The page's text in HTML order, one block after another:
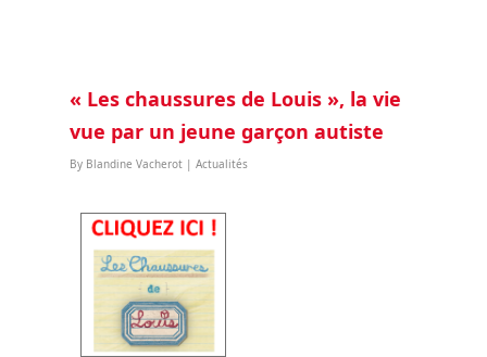
« Les chaussures de Louis », la vie
vue par un jeune garçon autiste
By Blandine Vacherot | Actualités